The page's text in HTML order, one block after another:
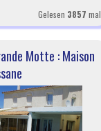
Gelesen 3857 mal
Motte : Maison